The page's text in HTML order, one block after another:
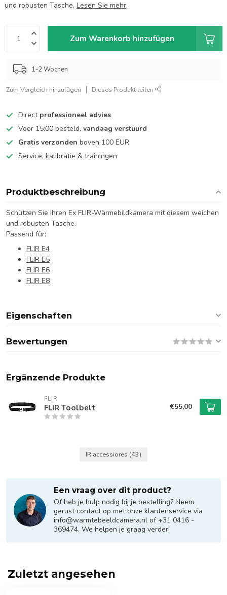
und robusten Tasche. Lesen Sie mehr.
Zum Warenkorb hinzufügen
1-2 Wochen
Zum Vergleich hinzufügen Dieses Produkt teilen
Direct professioneel advies
Voor 15:00 besteld, vandaag verstuurd
Gratis verzonden boven 100 EUR
Service, kalibratie & trainingen
Produktbeschreibung
Schützen Sie Ihren Ex FLIR-Wärmebildkamera mit diesem weichen
und robusten Tasche.
Passend für:
FLIR E4
FLIR E5
FLIR E6
FLIR E8
Eigenschaften
Bewertungen
Ergänzende Produkte
FLIR
FLIR Toolbelt €55,00
IR accessiores (43)
Een vraag over dit product?
Of heb je hulp nodig bij je bestelling? Neem
gerust contact op met onze klantenservice via
info@warmtebeeldcamera.nl of +31 0416 -
369474. We helpen je graag verder!
Zuletzt angesehen